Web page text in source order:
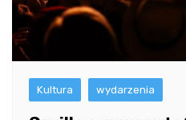
Kultura wydarzenia